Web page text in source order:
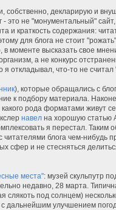
собственно, декларирую и
- это не "монументальный"
и краткость содержания:
для блога не стоит
моменте высказать свое
а не конкурс
откладывал, что-то не считал
), которые обращались с
к подбору материала.
рода форматами живут
навел на хорошую статью
я перестал. Таким
блога чем-нибудь
сфер и не стесняться
места": музей скульпутр
недавно, 28 марта.
под солнцем)
дальнейшим улучшением